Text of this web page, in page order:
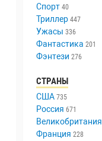
Спорт 40
Триллер 447
Ужасы 336
Фантастика 201
Фэнтези 276
СТРАНЫ
США 735
Россия 671
Великобритания
Франция 228